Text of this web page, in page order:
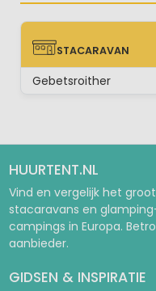
STACARAVAN
STACARAVAN
Gebetsroither
HUURTENT.NL
Vind en vergelijk het
stacaravans en
campings in Europa.
aanbieder.
GIDSEN & INSPIRATIE